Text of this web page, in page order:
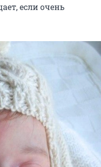
если очень